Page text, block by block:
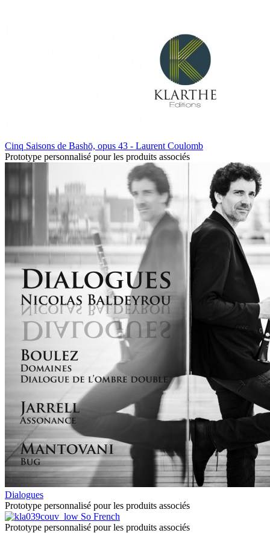
Cinq Saisons de Bashō, opus 43 - Laurent Coulomb
Prototype personnalisé pour les produits associés
Dialogues
Prototype personnalisé pour les produits associés
So French
Prototype personnalisé pour les produits associés